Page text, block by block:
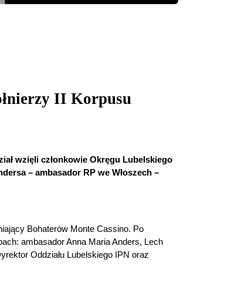
II Korpusu
wzięli członkowie Okręgu Lubelskiego
– ambasador RP we Włoszech –
Bohaterów Monte Cassino. Po
ambasador Anna Maria Anders, Lech
Oddziału Lubelskiego IPN oraz